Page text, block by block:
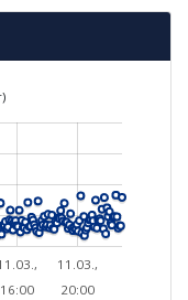
16:00
11.03.,
20:00